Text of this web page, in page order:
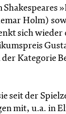
Shakespeares
Holm)
sich wieder
Kategorie
seit der
mit, u.a. in